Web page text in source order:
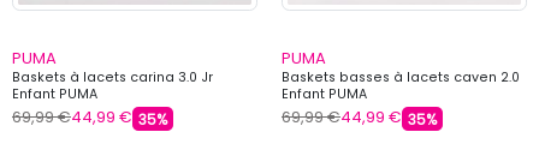
PUMA
Baskets à lacets carina 3.0 Jr
Enfant PUMA
69,99 €44,99 € 35%
PUMA
Baskets basses à lacets caven 2.0
Enfant PUMA
69,99 €44,99 € 35%